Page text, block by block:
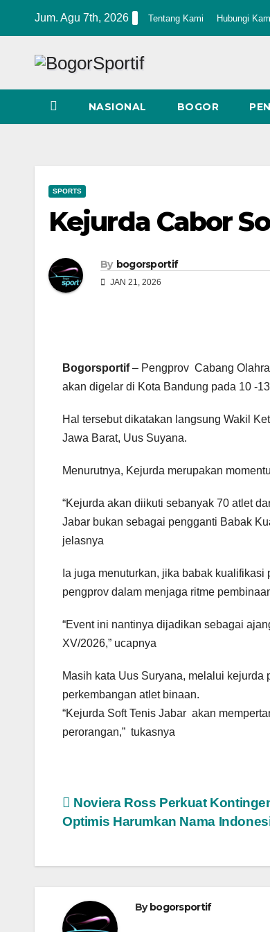
Jum. Agu 7th, 2026 Tentang Kami Hubungi
NASIONAL BOGOR
SPORTS
Kejurda Cabor
By bogorsportif
JAN 21, 2026
Bogorsportif– Pengprov Cabang
akan digelar di Kota Bandung pada 10 -
Hal tersebut dikatakan langsung Wakil
Jawa Barat, Uus Suyana.
Menurutnya, Kejurda merupakan
“Kejurda akan diikuti sebanyak 70 atlet
Jabar bukan sebagai pengganti Babak
jelasnya
Ia juga menuturkan, jika babak
pengprov dalam menjaga ritme
“Event ini nantinya dijadikan sebagai
XV/2026,” ucapnya
Masih kata Uus Suryana, melalui
perkembangan atlet binaan.
“Kejurda Soft Tenis Jabar akan
perorangan,” tukasnya
Navigasi
pos
Noviera Ross Perkuat
Optimis Harumkan Nama
Bybogorsportif